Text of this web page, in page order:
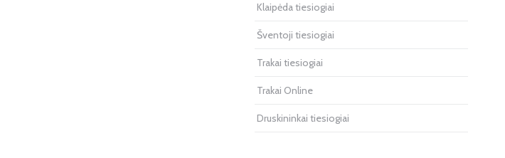
Klaipėda tiesiogiai
Šventoji tiesiogiai
Trakai tiesiogiai
Trakai Online
Druskininkai tiesiogiai